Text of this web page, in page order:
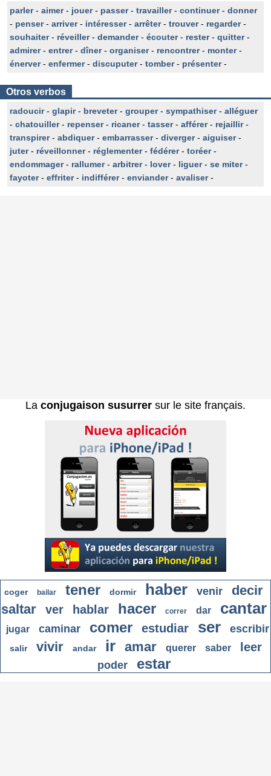
parler- aimer- jouer- passer- travailler- continuer- donner
- penser- arriver- intéresser- arrêter- trouver- regarder-
souhaiter- réveiller- demander- écouter- rester- quitter-
admirer- entrer- dîner- organiser- rencontrer- monter-
énerver- enfermer- discuputer- tomber- présenter-
Otros verbos
radoucir- glapir- breveter- grouper- sympathiser- alléguer
- chatouiller- repenser- ricaner- tasser- afférer- rejaillir-
transpirer- abdiquer- embarrasser- diverger- aiguiser-
juter- réveillonner- réglementer- fédérer- toréer-
endommager- rallumer- arbitrer- lover- liguer- se miter-
fayoter- effriter- indifférer- enviander- avaliser-
La conjugaison susurrer sur le site français.
coger bailar tener dormir haber venir
decir
saltar
ver hablar hacer correr dar cantar
jugar caminar comer estudiar ser escribir
salir vivir andar ir amar querer saber leer
poder estar